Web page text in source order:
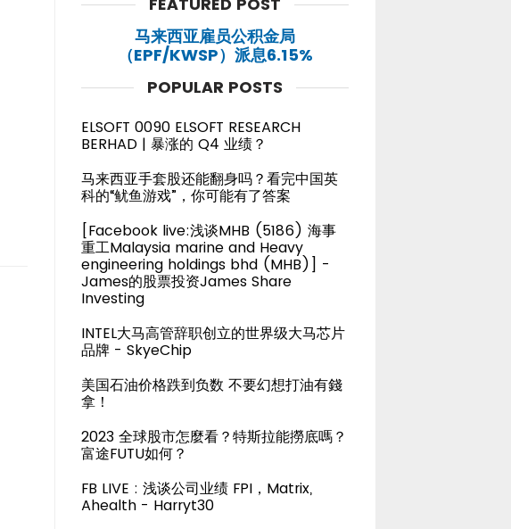
马来西亚雇员公积金局
（EPF/KWSP）派息6.15%
POPULAR POSTS
ELSOFT 0090 ELSOFT RESEARCH
BERHAD | 暴涨的 Q4 业绩？
马来西亚手套股还能翻身吗？看完中国英
科的“鱿鱼游戏”，你可能有了答案
[Facebook live:浅谈MHB (5186) 海事
重工Malaysia marine and Heavy
engineering holdings bhd (MHB)] -
James的股票投资James Share
Investing
INTEL大马高管辞职创立的世界级大马芯片
品牌 - SkyeChip
美国石油价格跌到负数 不要幻想打油有錢
拿！
2023 全球股市怎麼看？特斯拉能撈底嗎？
富途FUTU如何？
FB LIVE : 浅谈公司业绩 FPI，Matrix,
Ahealth - Harryt30